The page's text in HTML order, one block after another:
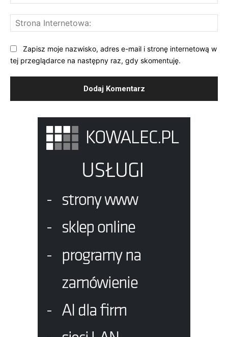
Zapisz moje nazwisko, adres e-mail i stronę internetową w
tej przeglądarce na następny raz, gdy skomentuję.